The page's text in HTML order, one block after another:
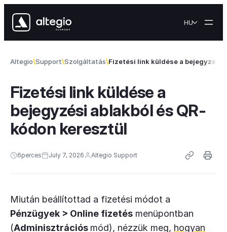
HU
Altegio Support Szolgáltatás Fizetési link küldése a bejegyzési
Fizetési link küldése a
bejegyzési ablakból és QR-
kódon keresztül
6perces July 7, 2026 Altegio Support
Miután beállítottad a fizetési módot a
Pénzügyek > Online fizetés menüpontban
(Adminisztrációs mód), nézzük meg, hogyan